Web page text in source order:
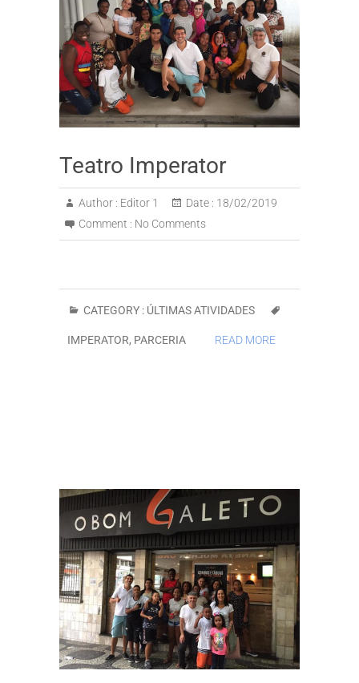
Teatro Imperator
Author : Editor 1 Date : 18/02/2019
Comment : No Comments
CATEGORY : ÚLTIMAS ATIVIDADES
IMPERATOR, PARCERIA READ MORE